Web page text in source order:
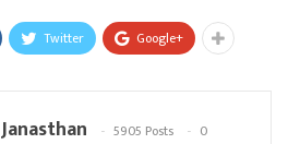
Twitter Google+
5905 Posts
0